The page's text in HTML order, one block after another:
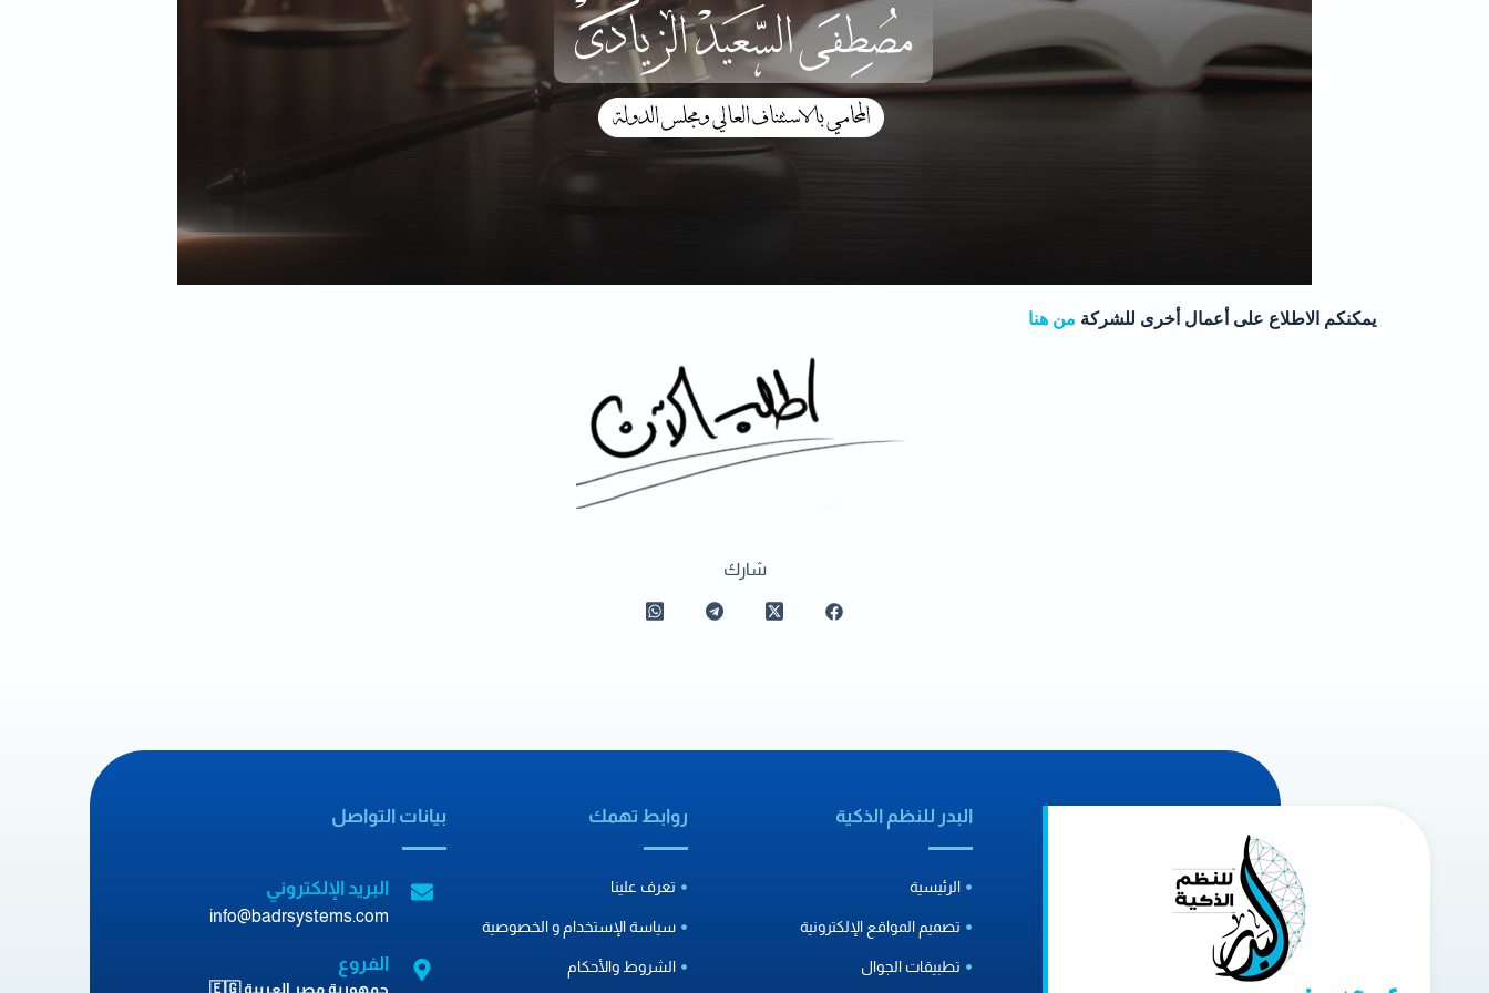
يمكنكم الاطلاع على أعمال أخرى للشركة من هنا
شارك
البدر للنظم الذكية
الرئيسية
تصميم المواقع الإلكترونية
تطبيقات الجوال
روابط تهمك
تعرف علينا
سياسة الإستخدام و الخصوصية
الشروط والأحكام
بيانات التواصل
البريد الإلكتروني
info@badrsystems.com
الفروع
جمهورية مصر العربية 🇪🇬